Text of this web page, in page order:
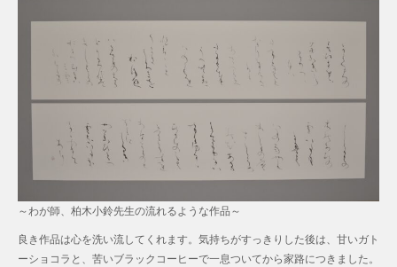
～わが師、柏木小鈴先生の流れるような作品～
良き作品は心を洗い流してくれます。気持ちがすっきりした後は、甘いガト
ーショコラと、苦いブラックコーヒーで一息ついてから家路につきました。